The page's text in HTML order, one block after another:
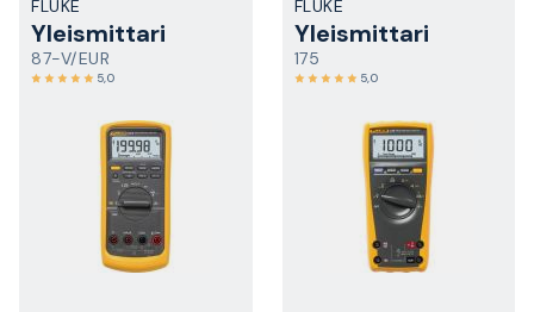
FLUKE
Yleismittari
87-V/EUR
5,0
FLUKE
Yleismittari
175
5,0